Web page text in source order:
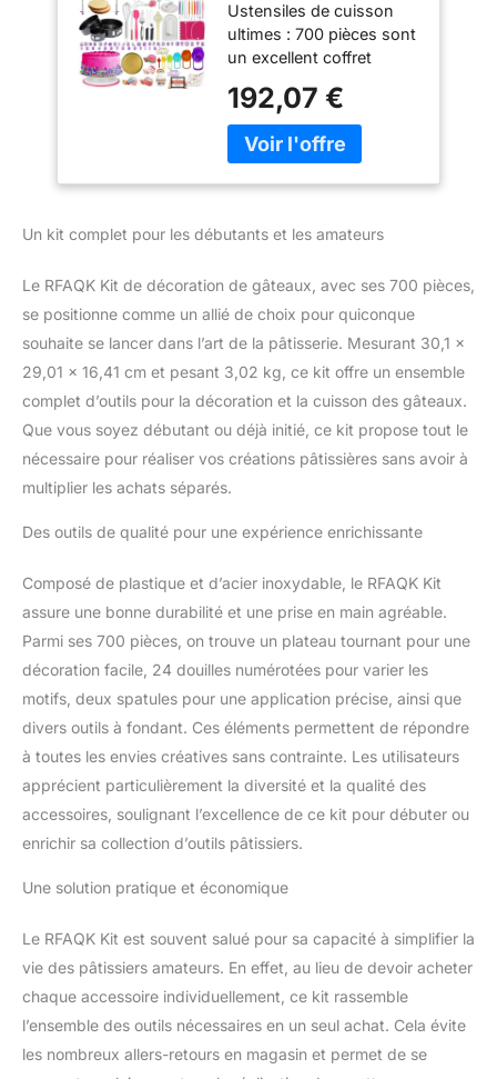
avec accessoires
de pâtisserie
comprenant des
moules à charnière,
un plateau tournant,
des douilles
numérotées, des
spatules à glaçage,
Ustensiles de cuisson
ultimes : 700 pièces sont
un excellent coffret
et a tout pour la
décoration de gâteaux. ✔
Moule à charnière de
10,2 cm ✔ 25 doublures
tasses à mesurer ✔ 1
batteur à œufs ✔ 1 moule
à gâteau en papier ✔ 1
en forme ✔1 Spatule en
silicone ✔ Planche à
gâteau. Kit de décoration
incroyable pour biscuits
de gâteau avec ce lot
d'outils de cuisson
douilles à glaçage
numérotées ✔ 4
coupleurs ✔ pelle à
gâteau ✔ spatule droite
gâteau ✔ 3 grattoirs à
gâteau ✔ 100 poches à
glaçage jetables ✔ Poche
à pâtisserie en silicone ✔
Ongles en fleur ✔ Brosse
de nettoyage ✔ Lisseur
de fondant ✔ 9 fondants
décoration ✔ 40 pistons
pour cupcakes ✔ 2
décorations de gâteaux.
Facile à cuire dans des
ensemble de moules de
cuisson simplifie la
192,07 €
Un kit complet pour les débutants et les amateurs
Le RFAQK Kit de décoration de gâteaux, avec ses 700 pièces,
se positionne comme un allié de choix pour quiconque
souhaite se lancer dans l’art de la pâtisserie. Mesurant 30,1 x
29,01 x 16,41 cm et pesant 3,02 kg, ce kit offre un ensemble
complet d’outils pour la décoration et la cuisson des gâteaux.
Que vous soyez débutant ou déjà initié, ce kit propose tout le
nécessaire pour réaliser vos créations pâtissières sans avoir à
multiplier les achats séparés.
Des outils de qualité pour une expérience enrichissante
Composé de plastique et d’acier inoxydable, le RFAQK Kit
assure une bonne durabilité et une prise en main agréable.
Parmi ses 700 pièces, on trouve un plateau tournant pour une
décoration facile, 24 douilles numérotées pour varier les
motifs, deux spatules pour une application précise, ainsi que
divers outils à fondant. Ces éléments permettent de répondre
à toutes les envies créatives sans contrainte. Les utilisateurs
apprécient particulièrement la diversité et la qualité des
accessoires, soulignant l’excellence de ce kit pour débuter ou
enrichir sa collection d’outils pâtissiers.
Une solution pratique et économique
Le RFAQK Kit est souvent salué pour sa capacité à simplifier la
vie des pâtissiers amateurs. En effet, au lieu de devoir acheter
chaque accessoire individuellement, ce kit rassemble
l’ensemble des outils nécessaires en un seul achat. Cela évite
les nombreux allers-retours en magasin et permet de se